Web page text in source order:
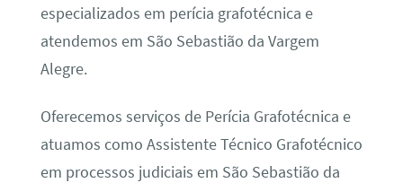
especializados em perícia grafotécnica e
atendemos em São Sebastião da Vargem
Alegre.
Oferecemos serviços de Perícia Grafotécnica e
atuamos como Assistente Técnico Grafotécnico
em processos judiciais em São Sebastião da